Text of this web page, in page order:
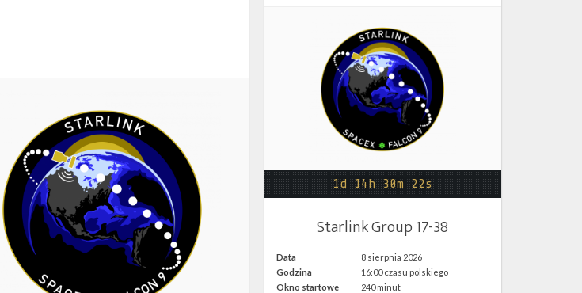
1d 14h 30m 22s
Starlink Group 17-38
Data
8 sierpnia 2026
Godzina
16:00 czasu polskiego
Okno startowe
240 minut